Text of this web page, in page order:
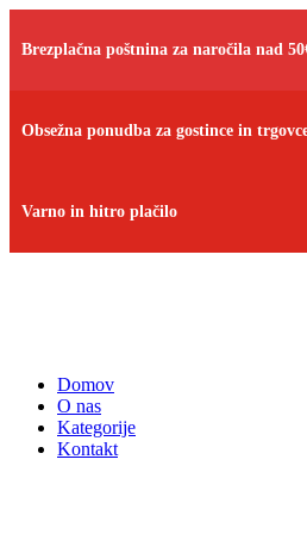
Brezplačna poštnina za naročila nad
Obsežna ponudba za gostince in
Varno in hitro plačilo
Domov
O nas
Kategorije
Kontakt